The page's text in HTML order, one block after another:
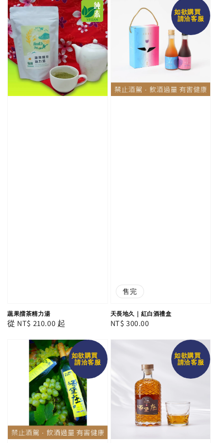
蔬果擂茶精力湯
Regular
從 NT$ 210.00 起
售完
如欲購買
請洽客服
天長地久｜紅白酒禮盒
Regular
NT$ 300.00
如欲購買
請洽客服
如欲購買
請洽客服